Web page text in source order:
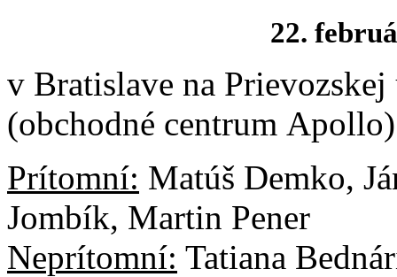
22.
v Bratislave na
(obchodné centrum
Prítomní: Matúš Demko,
Jombík, Martin Pener
Neprítomní: Tatiana